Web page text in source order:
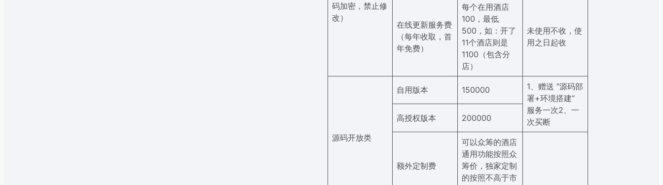
码加密，禁止修
改）
在线更新服务费
（每年收取，首
年免费）
每个在用酒店
100，最低
500，如：开了
11个酒店则是
1100（包含分
店）
未使用不收，使
用之日起收
源码开放类
自用版本 150000
1、赠送 “源码部
署+环境搭建”
服务一次2、一
次买断
高授权版本 200000
额外定制费
可以众筹的酒店
通用功能按照众
筹价，独家定制
的按照不高于市